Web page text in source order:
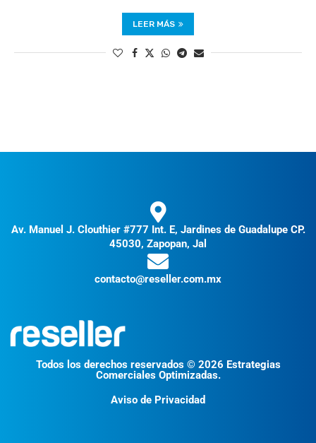
LEER MÁS
Av. Manuel J. Clouthier #777 Int. E, Jardines de Guadalupe CP.
45030, Zapopan, Jal
contacto@reseller.com.mx
Todos los derechos reservados © 2026 Estrategias
Comerciales Optimizadas.
Aviso de Privacidad